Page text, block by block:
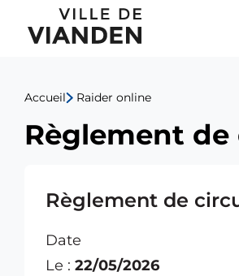
Règlement
de
circulation
Gaass
Menu
navigation
principal
Accueil Raider online
Règlement de
Règlement de
Date
Le : 22/05/2026